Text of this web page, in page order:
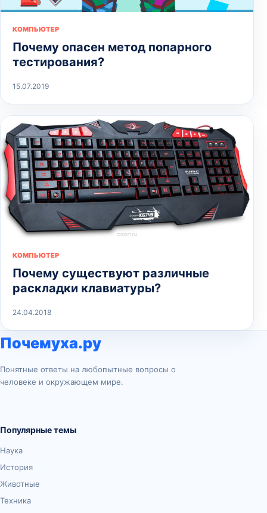
КОМПЬЮТЕР
Почему опасен метод попарного
тестирования?
15.07.2019
КОМПЬЮТЕР
Почему существуют различные
раскладки клавиатуры?
24.04.2018
Почемуха.ру
Понятные ответы на любопытные вопросы о
человеке и окружающем мире.
Популярные темы
Наука
История
Животные
Техника